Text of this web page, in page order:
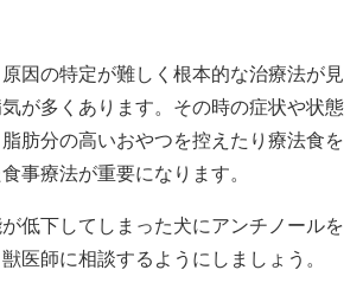
因の特定が難しく根本的な治療法が見
が多くあります。その時の症状や状態
肪分の高いおやつを控えたり療法食を
事療法が重要になります。
低下してしまった犬にアンチノールを
医師に相談するようにしましょう。